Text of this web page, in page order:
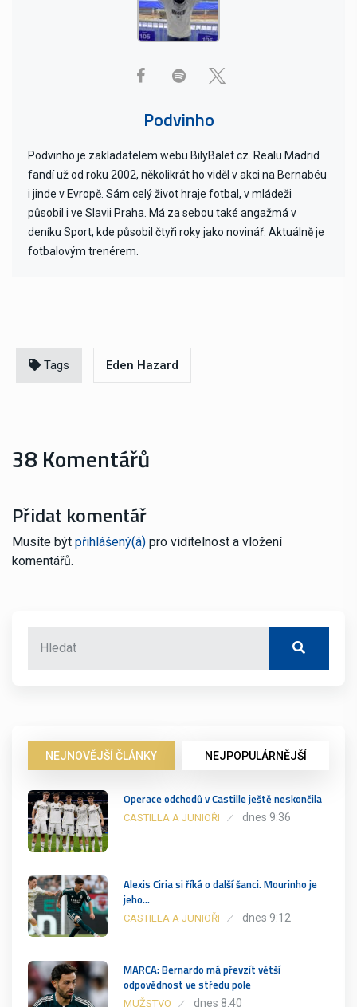
Podvinho
Podvinho je zakladatelem webu BilyBalet.cz. Realu Madrid
fandí už od roku 2002, několikrát ho viděl v akci na Bernabéu
i jinde v Evropě. Sám celý život hraje fotbal, v mládeži
působil i ve Slavii Praha. Má za sebou také angažmá v
deníku Sport, kde působil čtyři roky jako novinář. Aktuálně je
fotbalovým trenérem.
Tags Eden Hazard
38 Komentářů
Přidat komentář
Musíte být přihlášený(á) pro viditelnost a vložení
komentářů.
NEJNOVĚJŠÍ ČLÁNKY NEJPOPULÁRNĚJŠÍ
Operace odchodů v Castille ještě neskončila
CASTILLA A JUNIOŘI dnes 9:36
Alexis Ciria si říká o další šanci. Mourinho je
jeho…
CASTILLA A JUNIOŘI dnes 9:12
MARCA: Bernardo má převzít větší
odpovědnost ve středu pole
MUŽSTVO dnes 8:40